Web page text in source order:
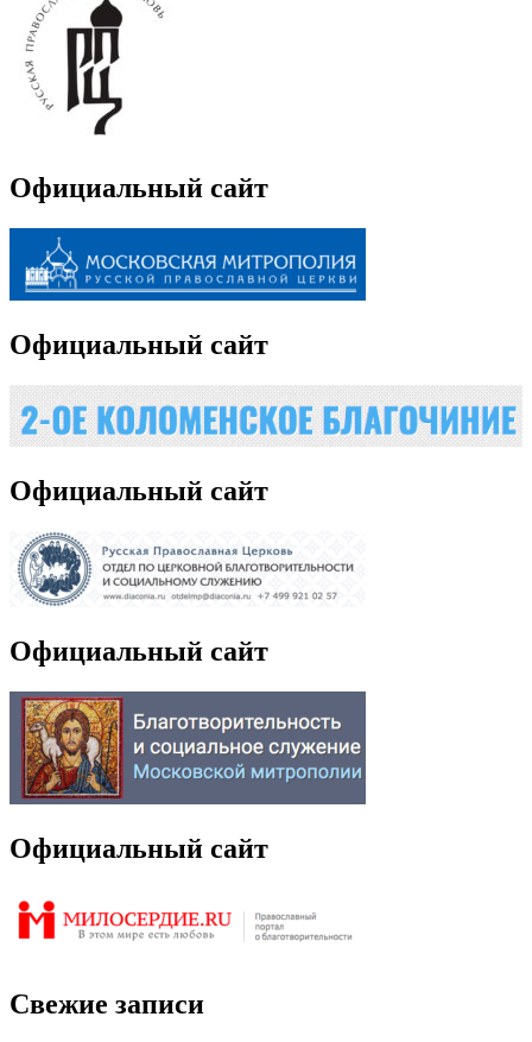
Официальный сайт
Официальный сайт
Официальный сайт
Официальный сайт
Официальный сайт
Свежие записи